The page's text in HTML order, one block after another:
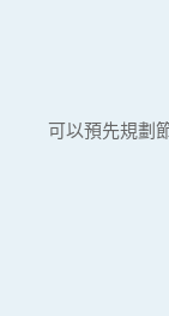
可以預先規劃